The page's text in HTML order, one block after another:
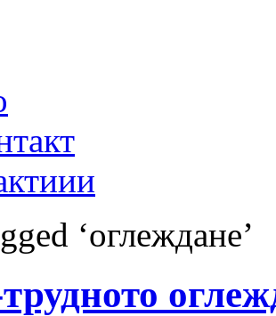
‘оглеждане’